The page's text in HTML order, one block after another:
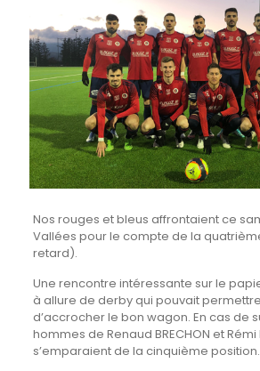
Nos rouges et bleus affrontaient ce
Vallées pour le compte de la
retard).
Une rencontre intéressante sur le
à allure de derby qui pouvait permettre
d’accrocher le bon wagon. En cas de
hommes de Renaud BRECHON et Rémi
s’emparaient de la cinquième position.